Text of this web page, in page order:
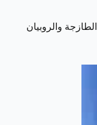
والروبيان